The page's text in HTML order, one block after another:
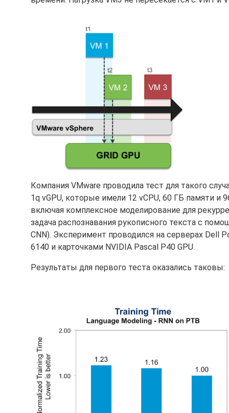
Компания VMware проводила тест для такого
1q vGPU, которые имели 12 vCPU, 60 ГБ памяти и
включая комплексное моделирование для
задача распознавания рукописного текста с
CNN). Эксперимент проводился на серверах Dell
6140 и карточками NVIDIA Pascal P40 GPU.
Результаты для первого теста оказались таковы: